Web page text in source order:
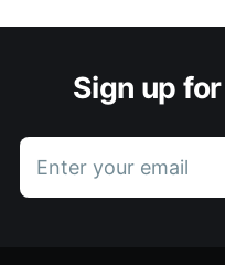
Sign up
Enter your email